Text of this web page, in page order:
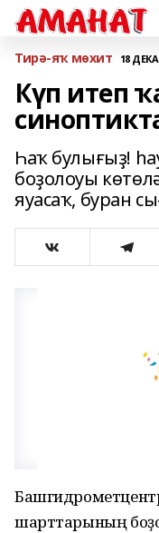
Тирә-яҡ мөхит 18
Күп итеп
Һаҡ булығыҙ!
боҙолоуы
яуасаҡ, буран
Башгидрометцентр
шарттарының